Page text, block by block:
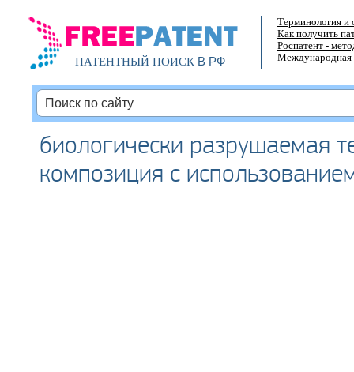
ПАТЕНТНЫЙ ПОИСКВ РФ
Терминология и
Как получить
Роспатент -
Международная
биологически разрушаемая
композиция с